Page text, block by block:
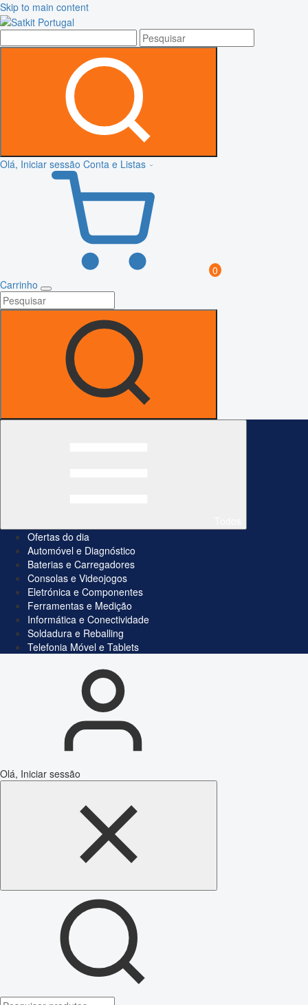
Skip to main content
Olá, Iniciar sessão Conta e Listas
0
Carrinho
Ofertas do dia
Automóvel e Diagnóstico
Baterias e Carregadores
Consolas e Videojogos
Eletrónica e Componentes
Ferramentas e Medição
Informática e Conectividade
Soldadura e Reballing
Telefonia Móvel e Tablets
Olá, Iniciar sessão